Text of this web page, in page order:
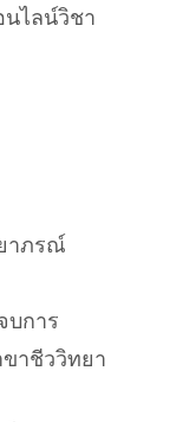
ไลน์วิชา
าภรณ์
บการ
าชีววิทยา